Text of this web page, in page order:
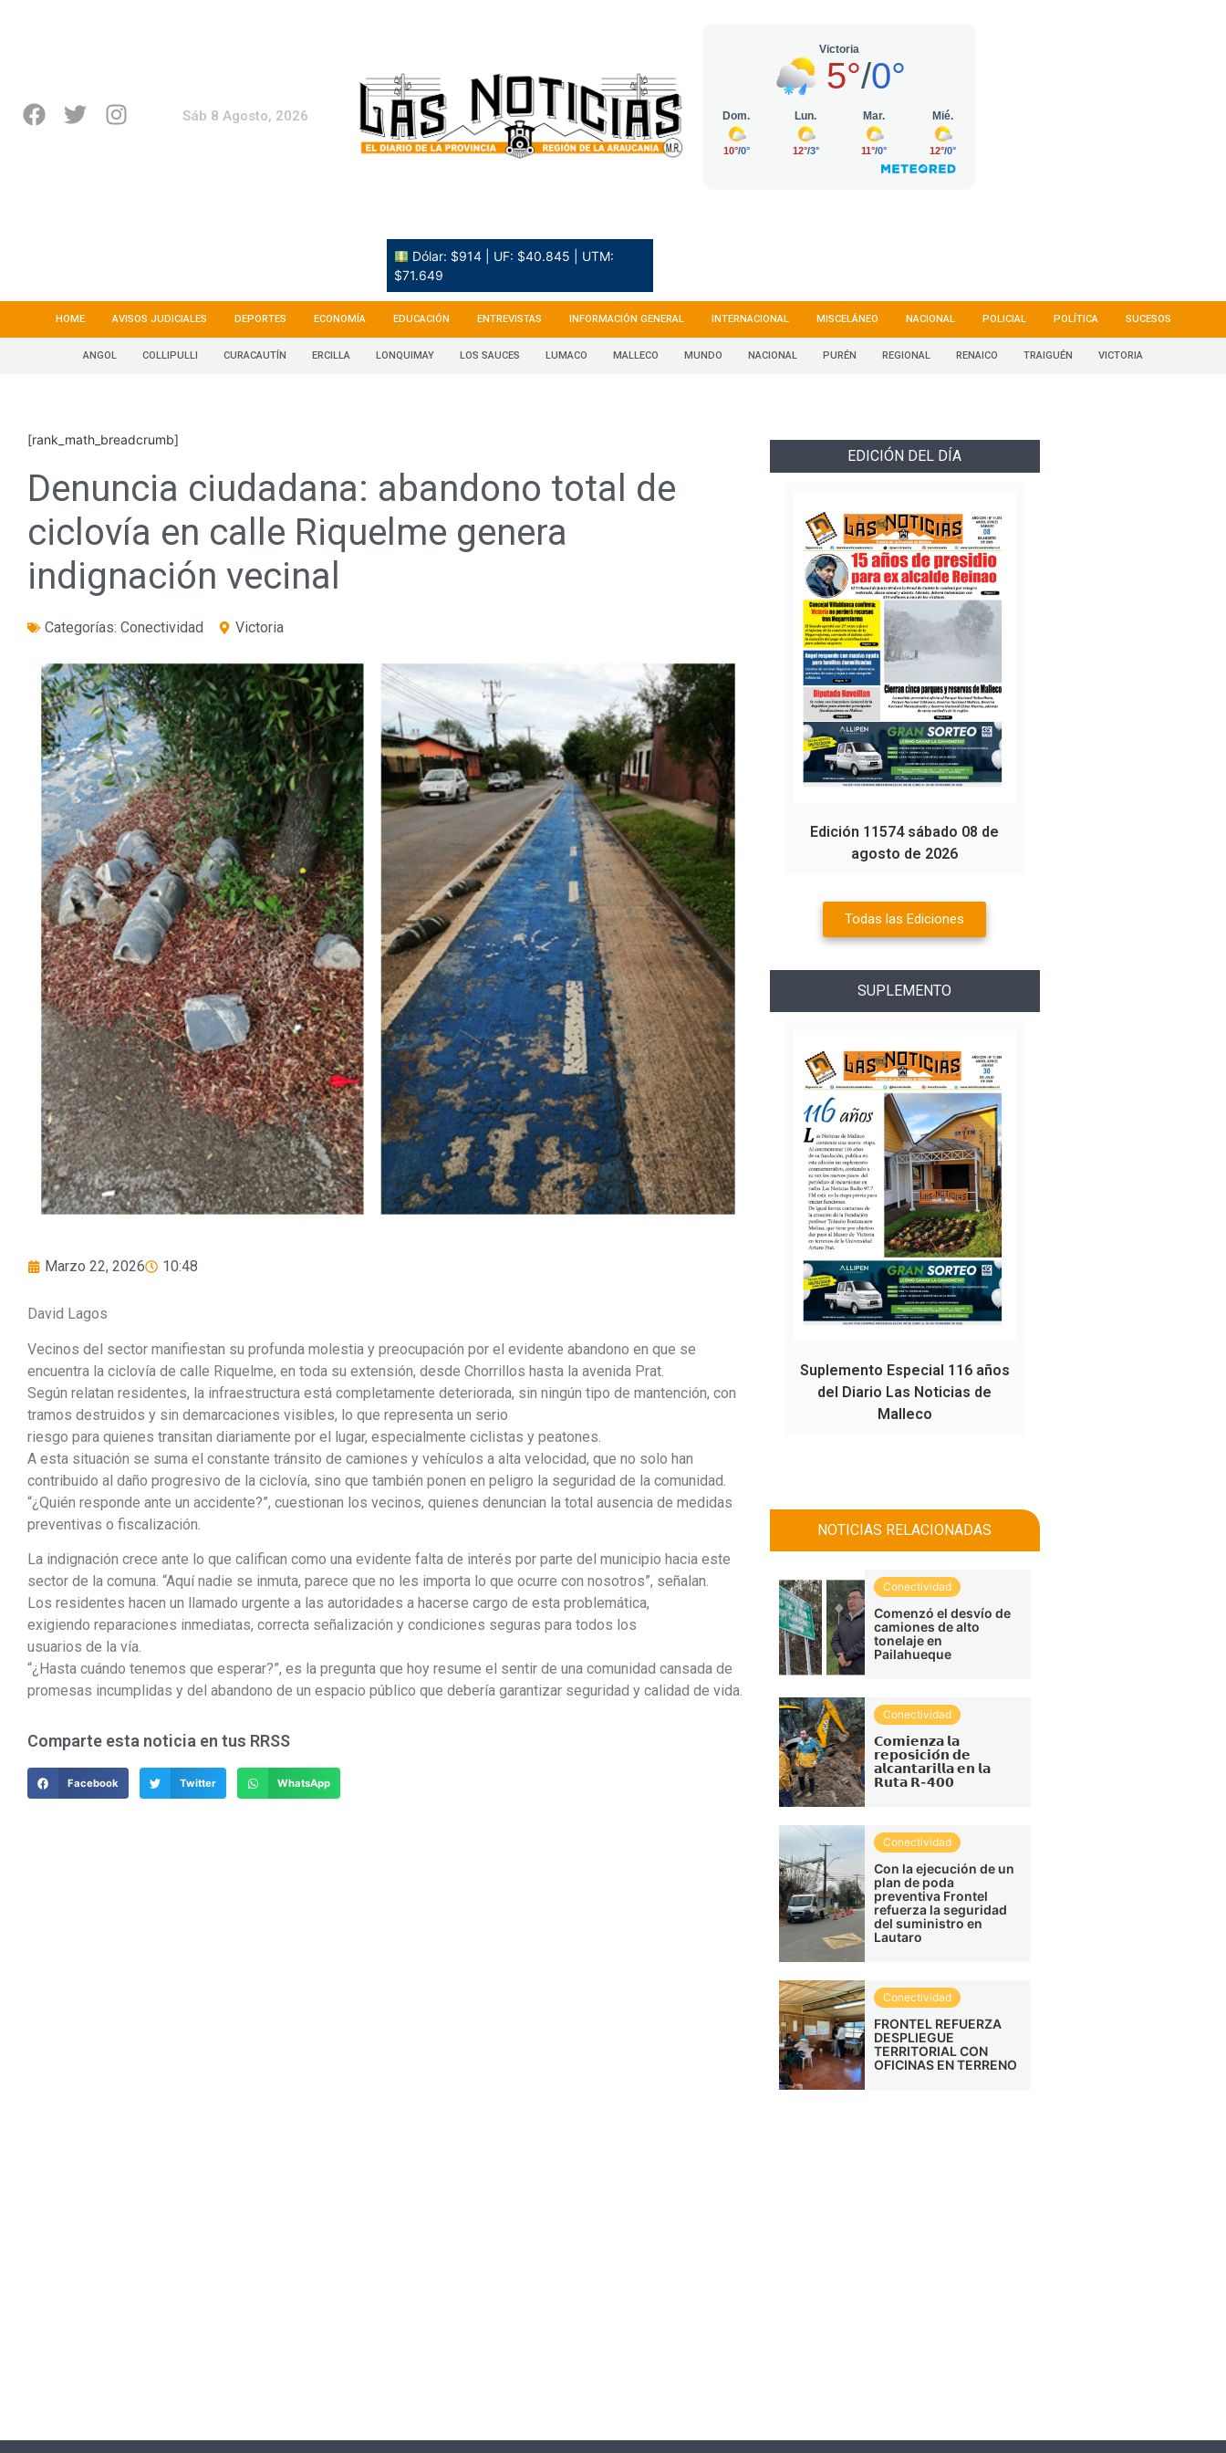
Sáb 8 Agosto, 2026
Dólar: $914 | UF: $40.845 | UTM:
$71.649
HOME AVISOS JUDICIALES DEPORTES ECONOMÍA EDUCACIÓN ENTREVISTAS INFORMACIÓN GENERAL INTERNACIONAL MISCELÁNEO NACIONAL POLICIAL POLÍTICA SUCESOS
ANGOL COLLIPULLI CURACAUTÍN ERCILLA LONQUIMAY LOS SAUCES LUMACO MALLECO MUNDO NACIONAL PURÉN REGIONAL RENAICO TRAIGUÉN VICTORIA
[rank_math_breadcrumb]
Denuncia ciudadana: abandono total de
ciclovía en calle Riquelme genera
indignación vecinal
Categorías: Conectividad Victoria
Marzo 22, 2026 10:48
David Lagos
Vecinos del sector manifiestan su profunda molestia y preocupación por el evidente abandono en que se
encuentra la ciclovía de calle Riquelme, en toda su extensión, desde Chorrillos hasta la avenida Prat.
Según relatan residentes, la infraestructura está completamente deteriorada, sin ningún tipo de mantención, con
tramos destruidos y sin demarcaciones visibles, lo que representa un serio
riesgo para quienes transitan diariamente por el lugar, especialmente ciclistas y peatones.
A esta situación se suma el constante tránsito de camiones y vehículos a alta velocidad, que no solo han
contribuido al daño progresivo de la ciclovía, sino que también ponen en peligro la seguridad de la comunidad.
“¿Quién responde ante un accidente?”, cuestionan los vecinos, quienes denuncian la total ausencia de medidas
preventivas o fiscalización.
La indignación crece ante lo que califican como una evidente falta de interés por parte del municipio hacia este
sector de la comuna. “Aquí nadie se inmuta, parece que no les importa lo que ocurre con nosotros”, señalan.
Los residentes hacen un llamado urgente a las autoridades a hacerse cargo de esta problemática,
exigiendo reparaciones inmediatas, correcta señalización y condiciones seguras para todos los
usuarios de la vía.
“¿Hasta cuándo tenemos que esperar?”, es la pregunta que hoy resume el sentir de una comunidad cansada de
promesas incumplidas y del abandono de un espacio público que debería garantizar seguridad y calidad de vida.
Comparte esta noticia en tus RRSS
Facebook Twitter WhatsApp
EDICIÓN DEL DÍA
Edición 11574 sábado 08 de
agosto de 2026
Todas las Ediciones
SUPLEMENTO
Suplemento Especial 116 años
del Diario Las Noticias de
Malleco
NOTICIAS RELACIONADAS
Conectividad
Comenzó el desvío de
camiones de alto
tonelaje en
Pailahueque
Conectividad
𝗖𝗼𝗺𝗶𝗲𝗻𝘇𝗮 𝗹𝗮
𝗿𝗲𝗽𝗼𝘀𝗶𝗰𝗶𝗼́𝗻 𝗱𝗲
𝗮𝗹𝗰𝗮𝗻𝘁𝗮𝗿𝗶𝗹𝗹𝗮 𝗲𝗻 𝗹𝗮
𝗥𝘂𝘁𝗮 𝗥-𝟰𝟬𝟬
Conectividad
Con la ejecución de un
plan de poda
preventiva Frontel
refuerza la seguridad
del suministro en
Lautaro
Conectividad
FRONTEL REFUERZA
DESPLIEGUE
TERRITORIAL CON
OFICINAS EN TERRENO